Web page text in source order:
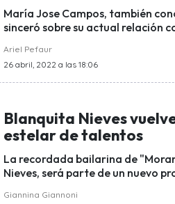
María Jose Campos, también
sinceró sobre su actual relación
Ariel Pefaur
26 abril, 2022 a las 18:06
Blanquita Nieves
estelar de talentos
La recordada bailarina de
Nieves, será parte de un nuevo
Giannina Giannoni